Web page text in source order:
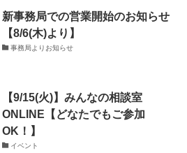
新事務局での営業開始のお知らせ
【8/6(木)より】
事務局よりお知らせ
【9/15(火)】みんなの相談室
ONLINE【どなたでもご参加
OK！】
イベント